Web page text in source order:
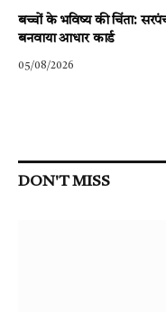
बच्चों के भविष्य की चिंता:
बनवाया आधार कार्ड
05/08/2026
DON'T MISS